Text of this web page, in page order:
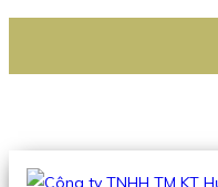
Hotline:0938 336 079